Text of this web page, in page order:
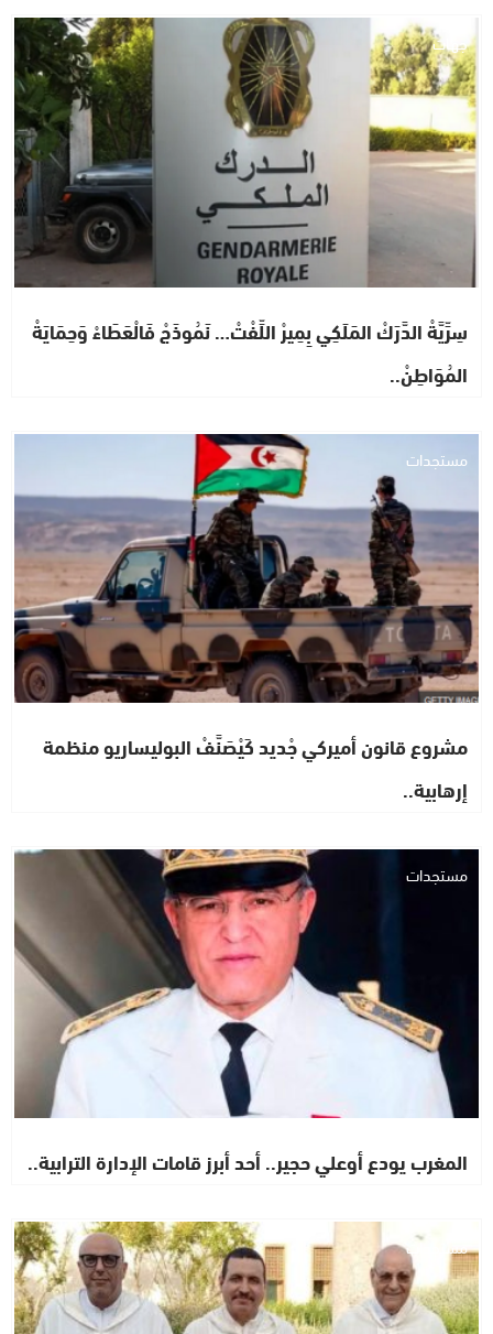
جهات
سِرِّيَّةْ الدَّرَكْ المَلَكِي بِمِيرْ اللِّفْتْ… نَمُوذَجْ فَالْعَطَاءْ وَحِمَايَةْ
المُوَاطِنْ..
مستجدات
مشروع قانون أميركي جْديد كَيْصَنَّفْ البوليساريو منظمة
إرهابية..
مستجدات
المغرب يودع أوعلي حجير.. أحد أبرز قامات الإدارة الترابية..
مستجدات